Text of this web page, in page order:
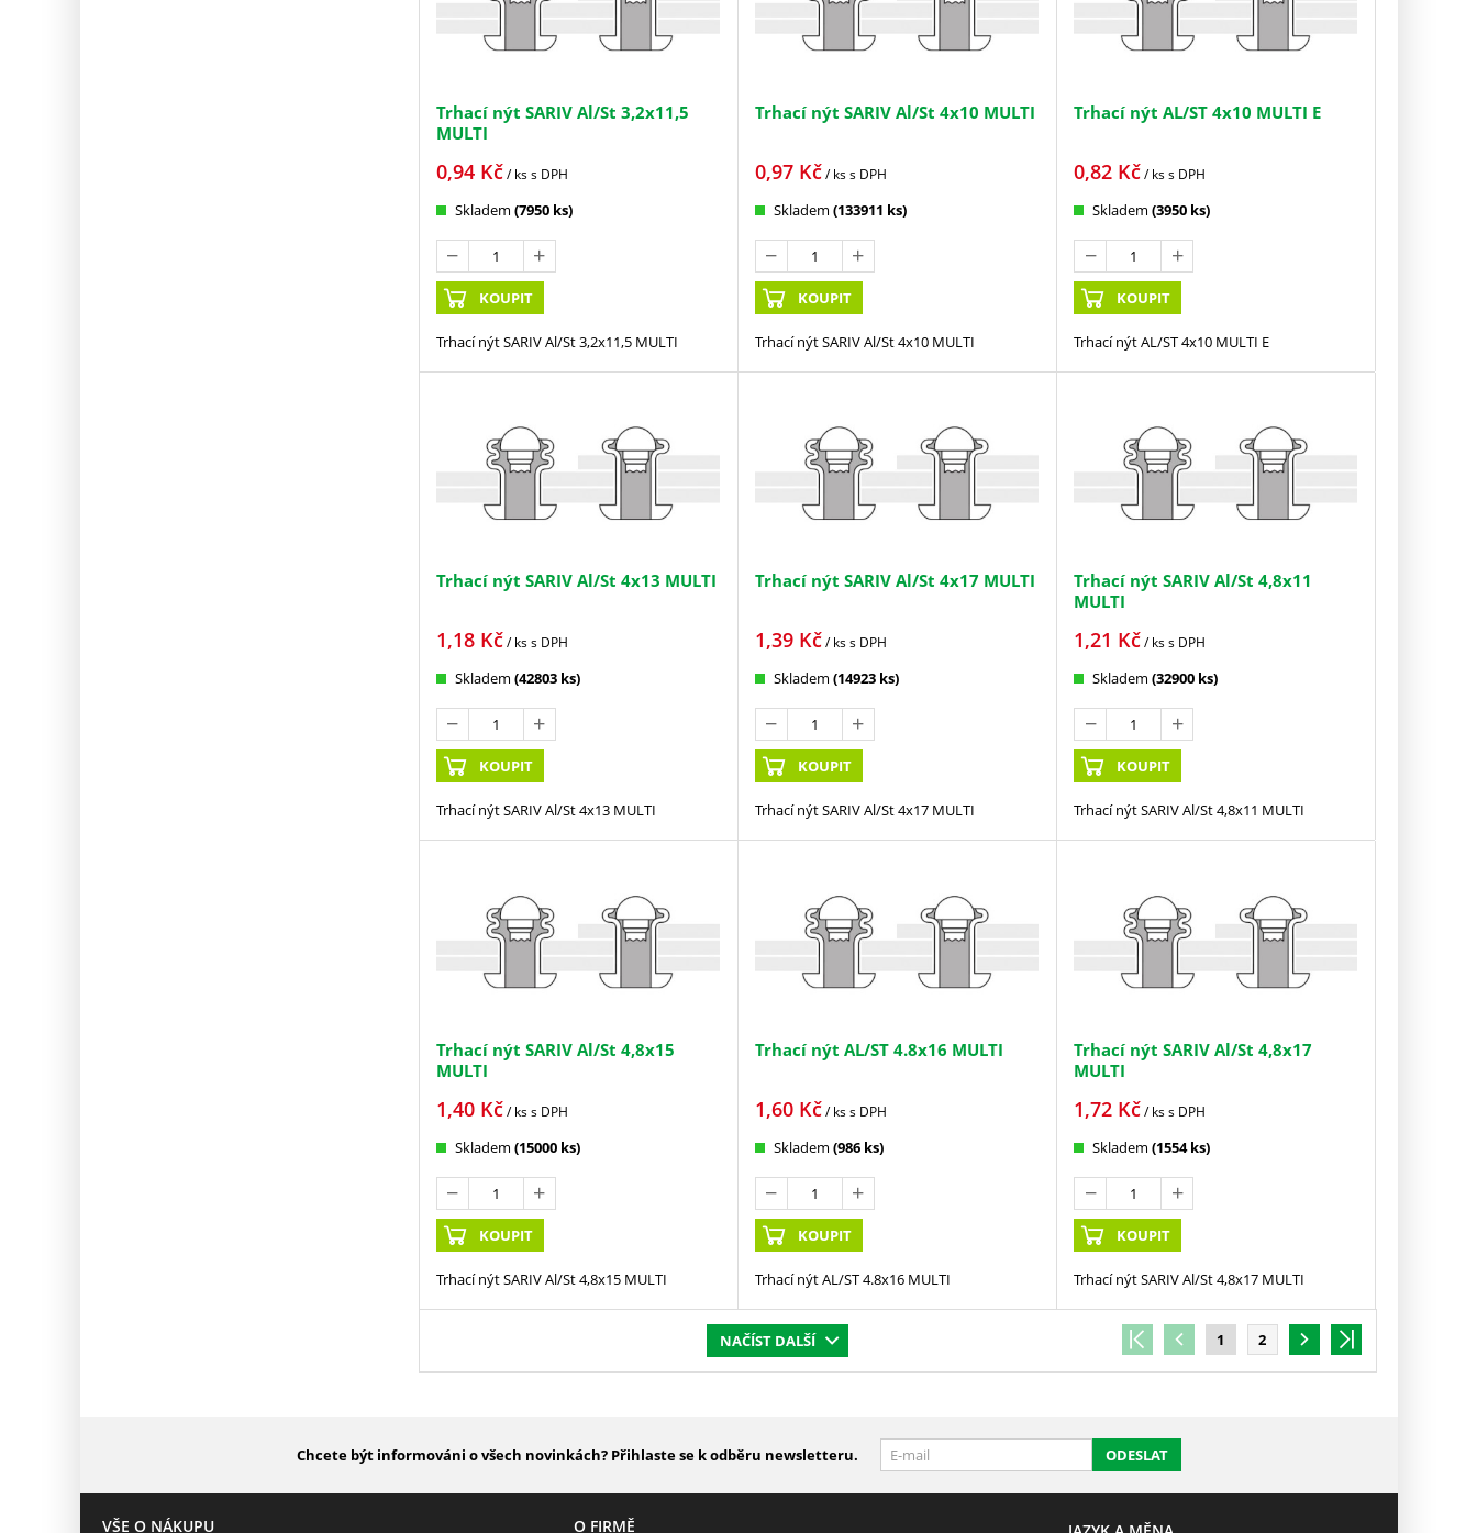
Trhací nýt SARIV Al/St 3,2x11,5
MULTI
0,94Kč/ kss DPH
Skladem (7950 ks)
KOUPIT
Trhací nýt SARIV Al/St 3,2x11,5 MULTI
Trhací nýt SARIV Al/St 4x10 MULTI
0,97Kč/ kss DPH
Skladem (133911 ks)
KOUPIT
Trhací nýt SARIV Al/St 4x10 MULTI
Trhací nýt AL/ST 4x10 MULTI E
0,82 Kč/ kss DPH
Skladem (3950 ks)
KOUPIT
Trhací nýt AL/ST 4x10 MULTI E
Trhací nýt SARIV Al/St 4x13 MULTI
1,18Kč/ kss DPH
Skladem (42803 ks)
KOUPIT
Trhací nýt SARIV Al/St 4x13 MULTI
Trhací nýt SARIV Al/St 4x17 MULTI
1,39Kč/ kss DPH
Skladem (14923 ks)
KOUPIT
Trhací nýt SARIV Al/St 4x17 MULTI
Trhací nýt SARIV Al/St 4,8x11
MULTI
1,21 Kč/ kss DPH
Skladem (32900 ks)
KOUPIT
Trhací nýt SARIV Al/St 4,8x11 MULTI
Trhací nýt SARIV Al/St 4,8x15
MULTI
1,40Kč/ kss DPH
Skladem (15000 ks)
KOUPIT
Trhací nýt SARIV Al/St 4,8x15 MULTI
Trhací nýt AL/ST 4.8x16 MULTI
1,60Kč/ kss DPH
Skladem (986 ks)
KOUPIT
Trhací nýt AL/ST 4.8x16 MULTI
Trhací nýt SARIV Al/St 4,8x17
MULTI
1,72 Kč/ kss DPH
Skladem (1554 ks)
KOUPIT
Trhací nýt SARIV Al/St 4,8x17 MULTI
NAČÍST DALŠÍ 1 2
Chcete být informováni o všech novinkách? Přihlaste se k odběru newsletteru. ODESLAT
VŠE O NÁKUPU O FIRMĚ